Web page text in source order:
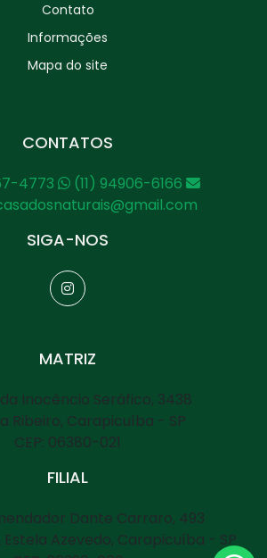
Contato
Informações
Mapa do site
CONTATOS
4773
(11) 94906-6166
SIGA-NOS
MATRIZ
Inocêncio Seráfico, 3438
Ribeiro, Carapicuíba - SP
CEP: 06380-021
FILIAL
Dante Carraro, 493
Azevedo, Carapicuíba - SP